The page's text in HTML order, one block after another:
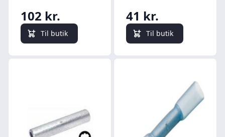
102 kr.
Til butik
41 kr.
Til butik